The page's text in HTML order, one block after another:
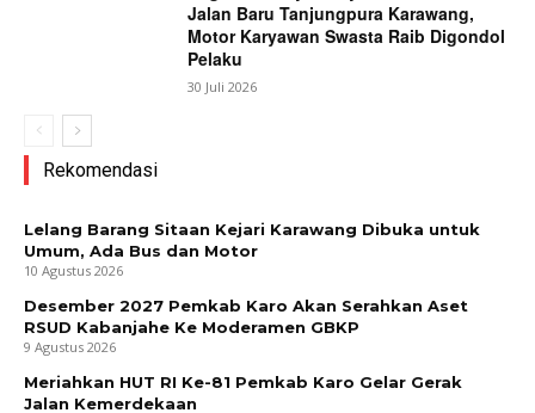
Jalan Baru Tanjungpura Karawang,
Motor Karyawan Swasta Raib Digondol
Pelaku
30 Juli 2026
Rekomendasi
Lelang Barang Sitaan Kejari Karawang Dibuka untuk
Umum, Ada Bus dan Motor
10 Agustus 2026
Desember 2027 Pemkab Karo Akan Serahkan Aset
RSUD Kabanjahe Ke Moderamen GBKP
9 Agustus 2026
Meriahkan HUT RI Ke-81 Pemkab Karo Gelar Gerak
Jalan Kemerdekaan